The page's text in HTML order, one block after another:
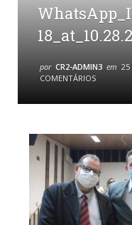
por CR2-ADMIN3 em 25
COMENTÁRIOS